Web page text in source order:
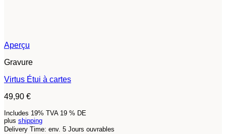
Aperçu
Gravure
Virtus Étui à cartes
49,90 €
Includes 19% TVA 19 % DE
plus shipping
Delivery Time: env. 5 Jours ouvrables